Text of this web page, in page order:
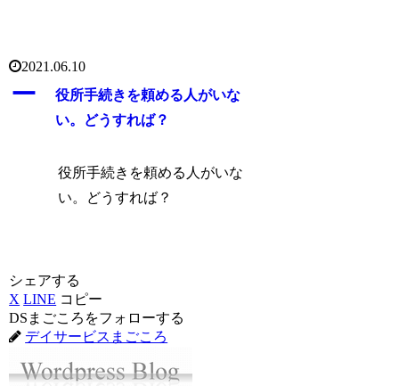
2021.06.10
A
役所手続きを頼める人がいな
い。どうすれば？
役所手続きを頼める人がいな
い。どうすれば？
シェアする
X LINE コピー
DSまごころをフォローする
デイサービスまごころ